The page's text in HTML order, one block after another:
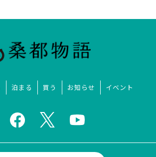
泊まる 買う お知らせ イベント